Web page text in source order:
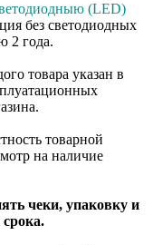
(LED)
без светодиодных
2 года.
товара указан в
товарной
на наличие
чеки, упаковку и